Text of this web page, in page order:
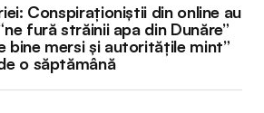
Conspiraționiștii din online au
fură străinii apa din Dunăre”
bine mersi și autoritățile mint”
o săptămână